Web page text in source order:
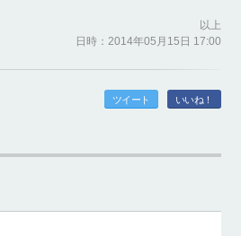
以上
日時：2014年05月15日 17:00
ツイート いいね！